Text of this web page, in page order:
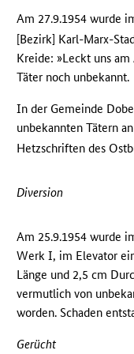
Am 27.9.1954 wurde
[Bezirk] Karl-Marx-
Kreide: »Leckt uns
Täter noch unbekannt.
In der Gemeinde
unbekannten Tätern
Hetzschriften des
Diversion
Am 25.9.1954 wurde
Werk I, im Elevator
Länge und 2,5 cm
vermutlich von
worden. Schaden
Gerücht